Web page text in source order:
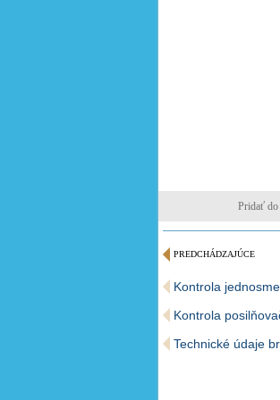
Pridať do
PREDCHÁDZAJÚCE
Kontrola
Kontrola
Technické údaje